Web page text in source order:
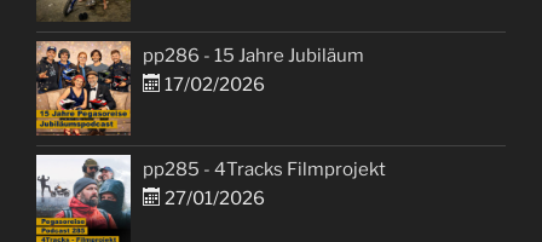
pp286 - 15 Jahre Jubiläum
17/02/2026
pp285 - 4Tracks Filmprojekt
27/01/2026